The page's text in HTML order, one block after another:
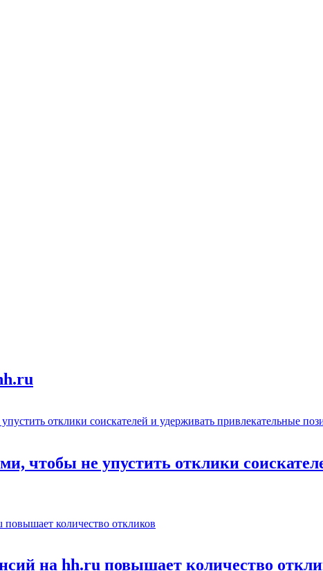
чтобы не упустить отклики
на hh.ru повышает количество